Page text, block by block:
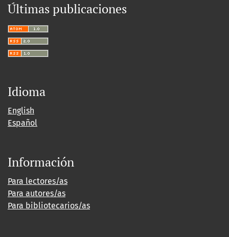
Últimas publicaciones
Idioma
English
Español
Información
Para lectores/as
Para autores/as
Para bibliotecarios/as